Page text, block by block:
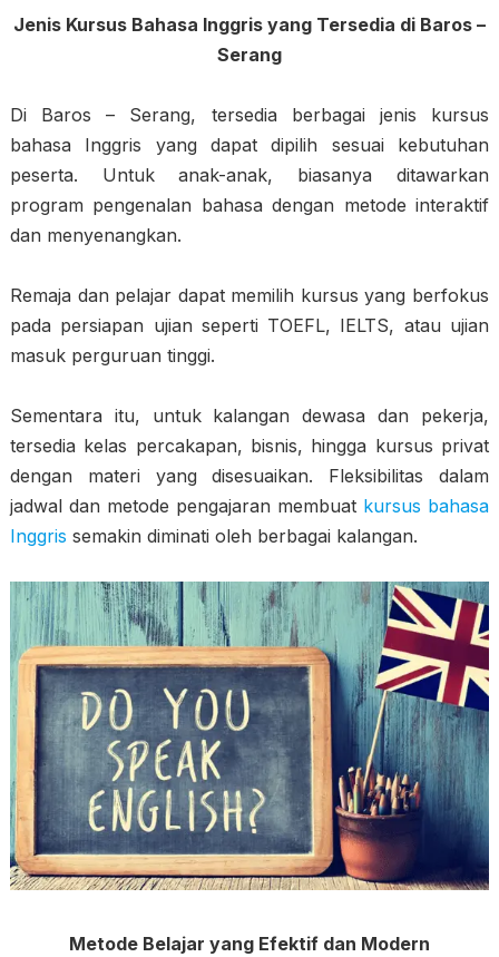
Jenis Kursus Bahasa Inggris yang Tersedia di Baros –
Serang
Di Baros – Serang, tersedia berbagai jenis kursus
bahasa Inggris yang dapat dipilih sesuai kebutuhan
peserta. Untuk anak-anak, biasanya ditawarkan
program pengenalan bahasa dengan metode interaktif
dan menyenangkan.
Remaja dan pelajar dapat memilih kursus yang berfokus
pada persiapan ujian seperti TOEFL, IELTS, atau ujian
masuk perguruan tinggi.
Sementara itu, untuk kalangan dewasa dan pekerja,
tersedia kelas percakapan, bisnis, hingga kursus privat
dengan materi yang disesuaikan. Fleksibilitas dalam
jadwal dan metode pengajaran membuat kursus bahasa
Inggris semakin diminati oleh berbagai kalangan.
Metode Belajar yang Efektif dan Modern